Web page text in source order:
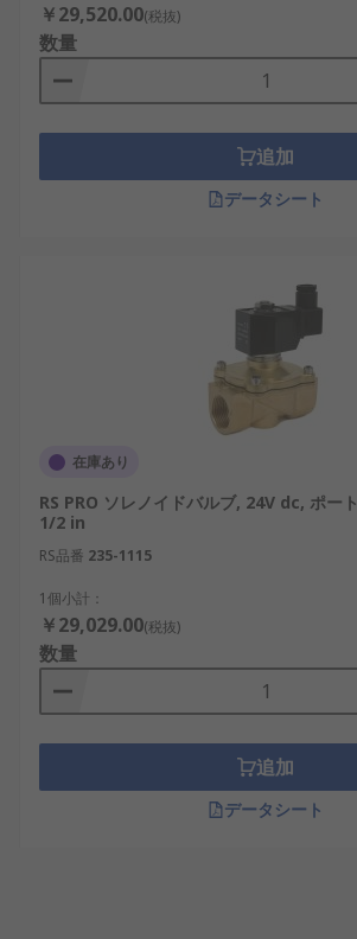
￥29,520.00(税抜)
数量
追加
データシート
在庫あり
RS PRO ソレノイドバルブ, 24V dc, ポー
1/2 in
RS品番 235-1115
1個小計：
￥29,029.00(税抜)
数量
追加
データシート